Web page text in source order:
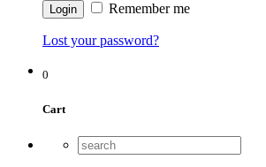
Remember me
Lost your password?
0
Cart